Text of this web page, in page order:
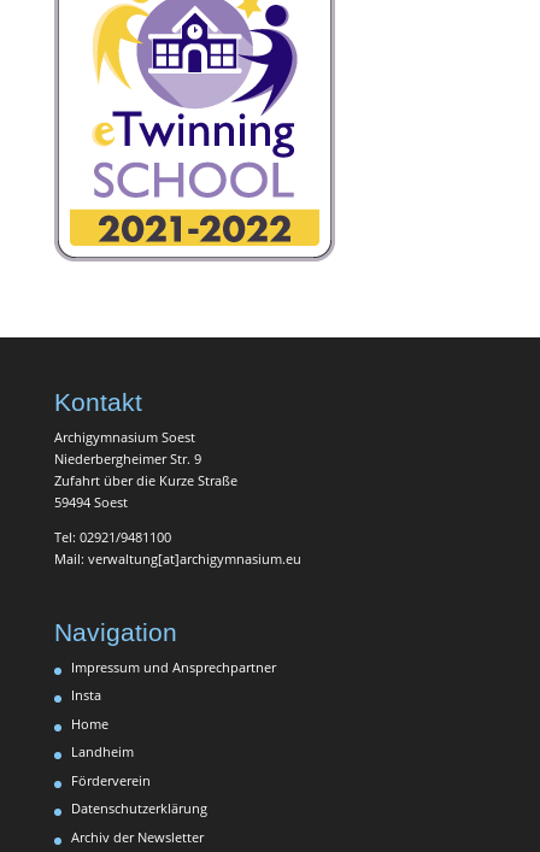
Kontakt
Archigymnasium Soest
Niederbergheimer Str. 9
Zufahrt über die Kurze Straße
59494 Soest
Tel: 02921/9481100
Mail: verwaltung[at]archigymnasium.eu
Navigation
Impressum und Ansprechpartner
Insta
Home
Landheim
Förderverein
Datenschutzerklärung
Archiv der Newsletter